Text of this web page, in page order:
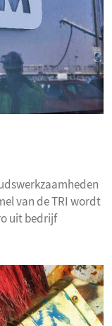
van de TRI wordt
uit bedrijf
de